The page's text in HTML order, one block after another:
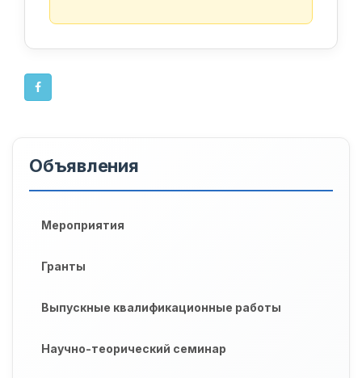
Объявления
Мероприятия
Гранты
Выпускные квалификационные работы
Научно-теорический семинар